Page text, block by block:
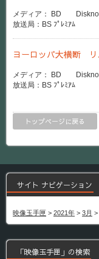
メディア： BD
放送局：BS ﾌﾟﾚﾐｱﾑ
ヨーロッパ大横断 リ
メディア： BD
放送局：BS ﾌﾟﾚﾐｱﾑ
トップページに戻る
サイト ナビゲーション
映像玉手匣 > 2021年 > 3月 >
「映像玉手匣」の検索